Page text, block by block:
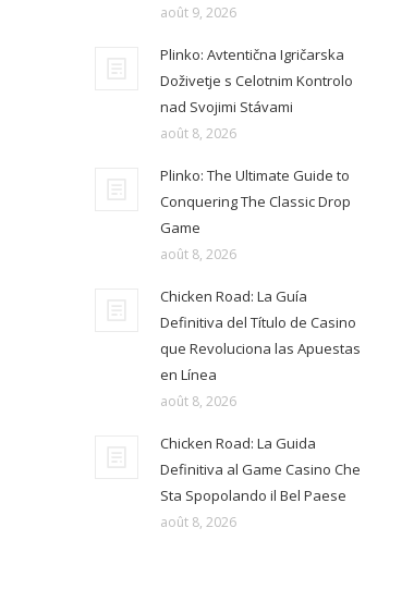
août 9, 2026
Plinko: Avtentična Igričarska
Doživetje s Celotnim Kontrolo
nad Svojimi Stávami
août 8, 2026
Plinko: The Ultimate Guide to
Conquering The Classic Drop
Game
août 8, 2026
Chicken Road: La Guía
Definitiva del Título de Casino
que Revoluciona las Apuestas
en Línea
août 8, 2026
Chicken Road: La Guida
Definitiva al Game Casino Che
Sta Spopolando il Bel Paese
août 8, 2026